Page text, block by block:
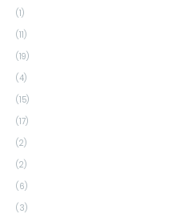
(1)
(11)
(19)
(4)
(15)
(17)
(2)
(2)
(6)
(3)